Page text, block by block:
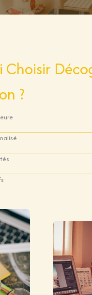
Choisir
?